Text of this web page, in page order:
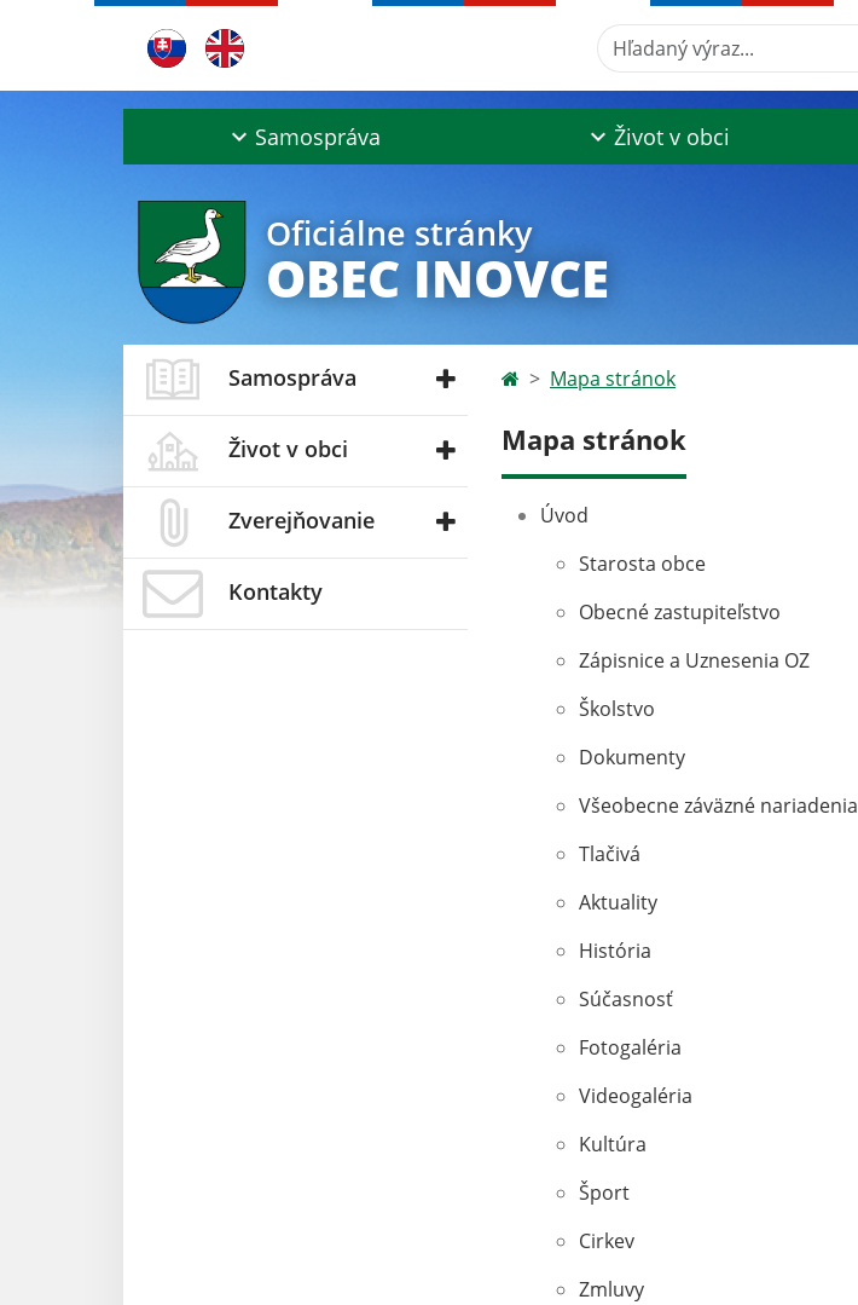
Hľadaný výraz...
Samospráva Život v obci
Oficiálne stránky
OBEC INOVCE
Samospráva
Život v obci
Zverejňovanie
Kontakty
Mapa stránok
Mapa stránok
Úvod
Starosta obce
Obecné zastupiteľstvo
Zápisnice a Uznesenia OZ
Školstvo
Dokumenty
Všeobecne záväzné nariadenia
Tlačivá
Aktuality
História
Súčasnosť
Fotogaléria
Videogaléria
Kultúra
Šport
Cirkev
Zmluvy